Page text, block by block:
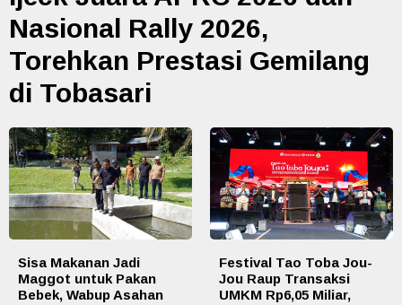
Nasional Rally 2026,
Torehkan Prestasi Gemilang
di Tobasari
Sisa Makanan Jadi
Maggot untuk Pakan
Bebek, Wabup Asahan
Festival Tao Toba Jou-
Jou Raup Transaksi
UMKM Rp6,05 Miliar,